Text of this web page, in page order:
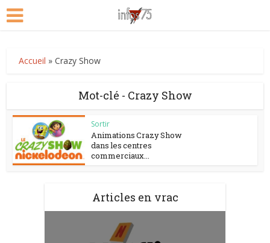
Accueil »Crazy Show
Mot-clé - Crazy Show
Sortir
Animations Crazy Show
dans les centres
commerciaux...
Articles en vrac